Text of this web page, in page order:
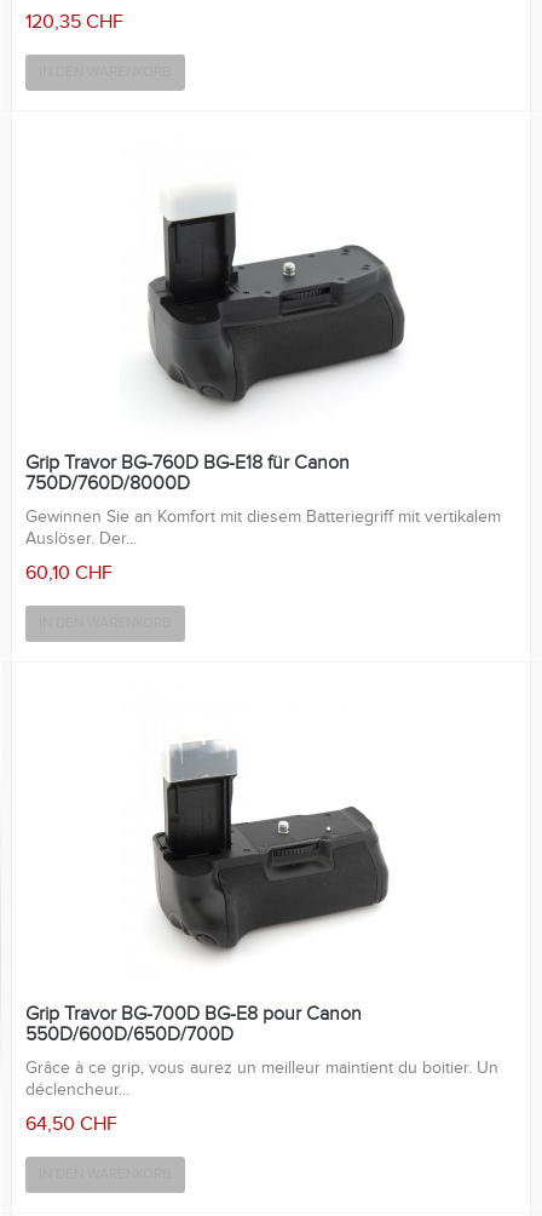
120,35 CHF
Grip Travor BG-760D BG-E18 für Canon
750D/760D/8000D
Gewinnen Sie an Komfort mit diesem Batteriegriff mit vertikalem
Auslöser. Der...
60,10 CHF
Grip Travor BG-700D BG-E8 pour Canon
550D/600D/650D/700D
Grâce à ce grip, vous aurez un meilleur maintient du boitier. Un
déclencheur...
64,50 CHF